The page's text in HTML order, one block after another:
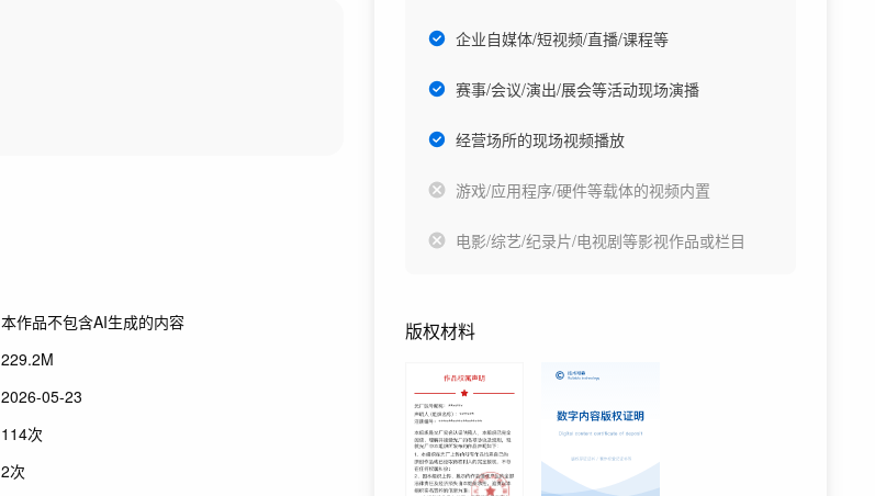
本作品不包含AI生成的内容
229.2M
2026-05-23
114次
2次
企业自媒体/短视频/直播/课程等
赛事/会议/演出/展会等活动现场演播
经营场所的现场视频播放
游戏/应用程序/硬件等载体的视频内置
电影/综艺/纪录片/电视剧等影视作品或栏目
版权材料